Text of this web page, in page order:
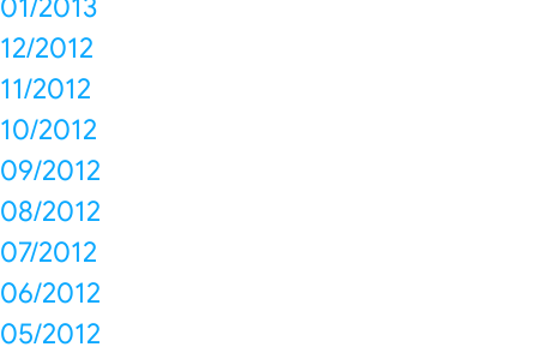
01/2013
12/2012
11/2012
10/2012
09/2012
08/2012
07/2012
06/2012
05/2012